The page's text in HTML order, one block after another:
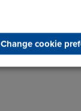
Change cookie